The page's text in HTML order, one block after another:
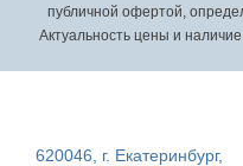
публичной офертой,
Актуальность цены и
620046, г. Екатеринбург,